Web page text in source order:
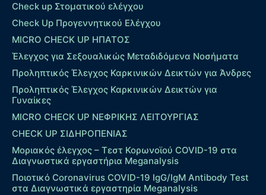
Check up Στοματικού ελέγχου
Check Up Προγεννητικού Ελέγχου
MICRO CHECK UP HΠΑΤΟΣ
Έλεγχος για Σεξουαλικώς Μεταδιδόμενα Νοσήματα
Προληπτικός Έλεγχος Καρκινικών Δεικτών για Άνδρες
Προληπτικός Έλεγχος Καρκινικών Δεικτών για
Γυναίκες
MICRO CHECK UP ΝΕΦΡΙΚΗΣ ΛΕΙΤΟΥΡΓΙΑΣ
CHECK UP ΣΙΔΗΡΟΠΕΝΙΑΣ
Μοριακός έλεγχος – Τεστ Κορωνοϊού COVID-19 στα
Διαγνωστικά εργαστήρια Meganalysis
Ποιοτικό Coronavirus COVID-19 IgG/IgM Antibody Test
στα Διαγνωστικά εργαστηρία Meganalysis